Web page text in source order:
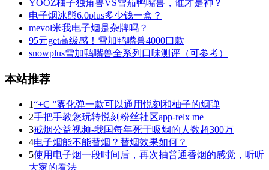
YOOZ柚子独角兽VS雪茄鸭嘴兽，谁才是神？
电子烟冰熊6.0plus多少钱一盒？
mevol米我电子烟是杂牌吗？
95元get高级感！雪加鸭嘴兽4000口款
snowplus雪加鸭嘴兽全系列口味测评（可参考）
本站推荐
1“+C ”雾化弹一款可以通用悦刻和柚子的烟弹
2手把手教您玩转悦刻粉丝社区app-relx me
3戒烟公益视频-我国每年死于吸烟的人数超300万
4电子烟能不能替烟？替烟效果如何？
5使用电子烟一段时间后，再次抽普通香烟的感觉，听听
大家的看法